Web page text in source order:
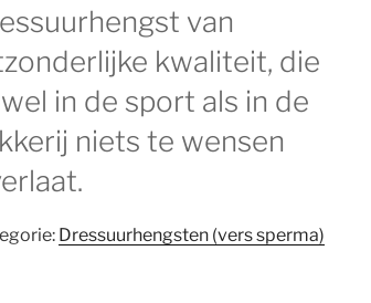
van
kwaliteit, die
in de sport als in de
niets te wensen
Dressuurhengsten (vers sperma)